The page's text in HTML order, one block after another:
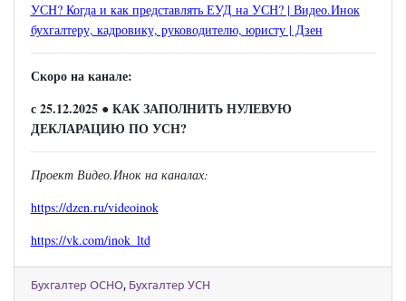
УСН? Когда и как представлять ЕУД на УСН? | Видео.Инок
бухгалтеру, кадровику, руководителю, юристу | Дзен
Скоро на канале:
с 25.12.2025 ● КАК ЗАПОЛНИТЬ НУЛЕВУЮ
ДЕКЛАРАЦИЮ ПО УСН?
Проект Видео.Инок на каналах:
https://dzen.ru/videoinok
https://vk.com/inok_ltd
Бухгалтер ОСНО, Бухгалтер УСН